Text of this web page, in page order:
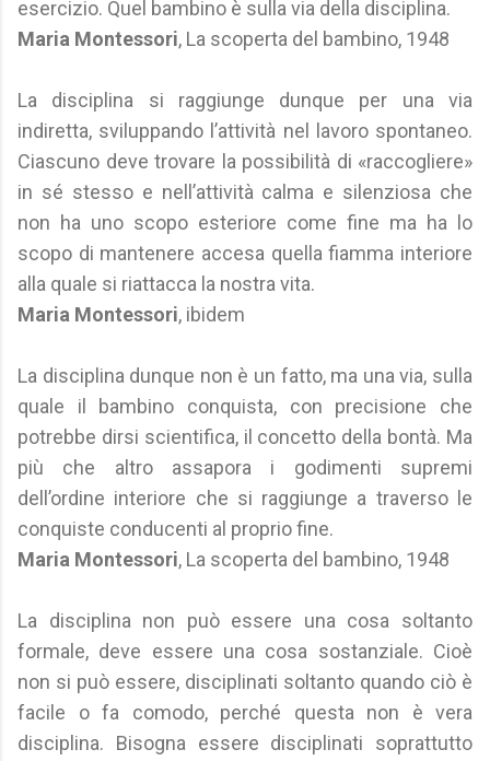
esercizio. Quel bambino è sulla via della disciplina.
Maria Montessori, La scoperta del bambino, 1948
La disciplina si raggiunge dunque per una via
indiretta, sviluppando l’attività nel lavoro spontaneo.
Ciascuno deve trovare la possibilità di «raccogliere»
in sé stesso e nell’attività calma e silenziosa che
non ha uno scopo esteriore come fine ma ha lo
scopo di mantenere accesa quella fiamma interiore
alla quale si riattacca la nostra vita.
Maria Montessori, ibidem
La disciplina dunque non è un fatto, ma una via, sulla
quale il bambino conquista, con precisione che
potrebbe dirsi scientifica, il concetto della bontà. Ma
più che altro assapora i godimenti supremi
dell’ordine interiore che si raggiunge a traverso le
conquiste conducenti al proprio fine.
Maria Montessori, La scoperta del bambino, 1948
La disciplina non può essere una cosa soltanto
formale, deve essere una cosa sostanziale. Cioè
non si può essere, disciplinati soltanto quando ciò è
facile o fa comodo, perché questa non è vera
disciplina. Bisogna essere disciplinati soprattutto